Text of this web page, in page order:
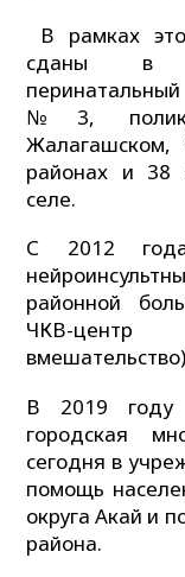
В рамках
сданы в
№3,
Жалагашском,
районах и 38
селе.
С 2012
районной
ЧКВ-центр
В 2019 году
городская
сегодня в
помощь
округа Акай и
района.